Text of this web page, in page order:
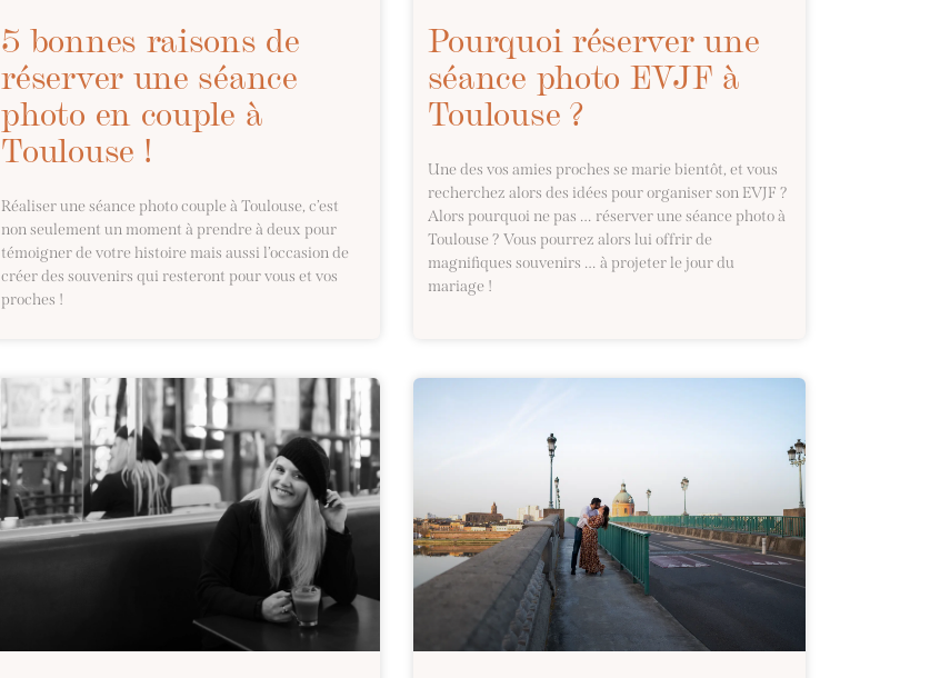
5 bonnes raisons de
réserver une séance
photo en couple à
Toulouse !
Réaliser une séance photo couple à Toulouse, c’est
non seulement un moment à prendre à deux pour
témoigner de votre histoire mais aussi l’occasion de
créer des souvenirs qui resteront pour vous et vos
proches !
Pourquoi réserver une
séance photo EVJF à
Toulouse ?
Une des vos amies proches se marie bientôt, et vous
recherchez alors des idées pour organiser son EVJF ?
Alors pourquoi ne pas … réserver une séance photo à
Toulouse ? Vous pourrez alors lui offrir de
magnifiques souvenirs … à projeter le jour du
mariage !